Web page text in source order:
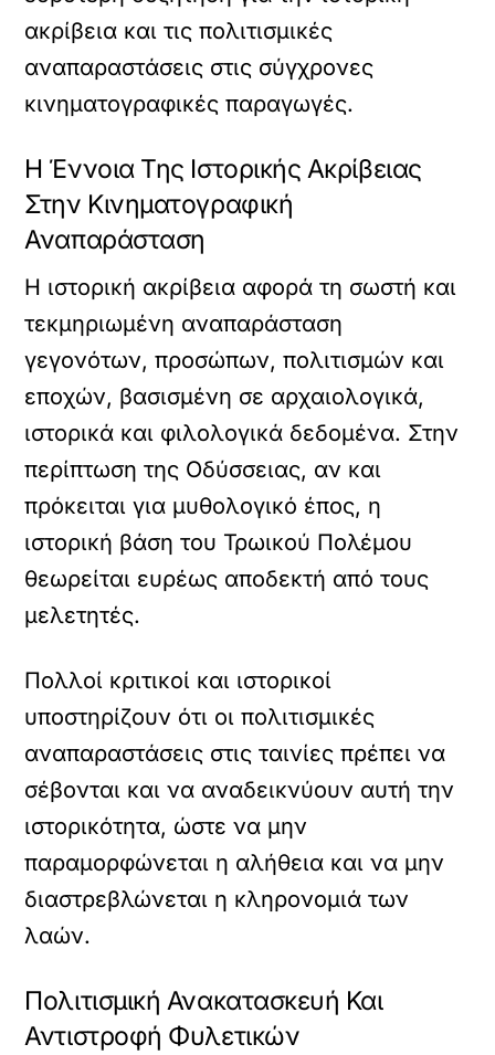
ακρίβεια και τις πολιτισμικές
αναπαραστάσεις στις σύγχρονες
κινηματογραφικές παραγωγές.
Η Έννοια Της Ιστορικής Ακρίβειας
Στην Κινηματογραφική
Αναπαράσταση
Η ιστορική ακρίβεια αφορά τη σωστή και
τεκμηριωμένη αναπαράσταση
γεγονότων, προσώπων, πολιτισμών και
εποχών, βασισμένη σε αρχαιολογικά,
ιστορικά και φιλολογικά δεδομένα. Στην
περίπτωση της Οδύσσειας, αν και
πρόκειται για μυθολογικό έπος, η
ιστορική βάση του Τρωικού Πολέμου
θεωρείται ευρέως αποδεκτή από τους
μελετητές.
Πολλοί κριτικοί και ιστορικοί
υποστηρίζουν ότι οι πολιτισμικές
αναπαραστάσεις στις ταινίες πρέπει να
σέβονται και να αναδεικνύουν αυτή την
ιστορικότητα, ώστε να μην
παραμορφώνεται η αλήθεια και να μην
διαστρεβλώνεται η κληρονομιά των
λαών.
Πολιτισμική Ανακατασκευή Και
Αντιστροφή Φυλετικών